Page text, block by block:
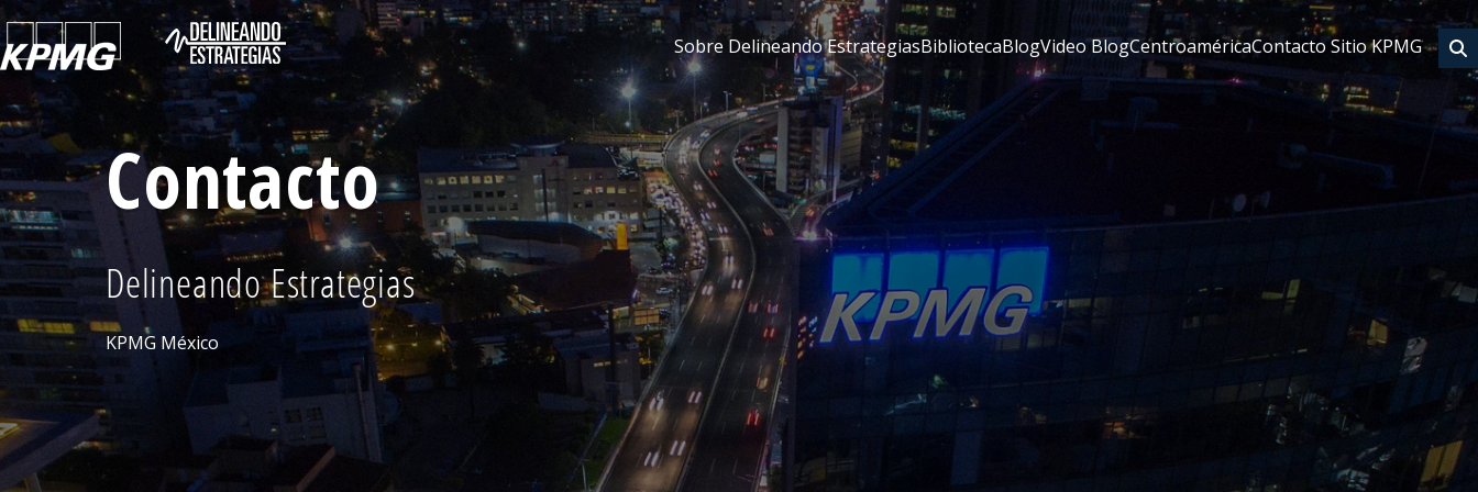
Sobre Delineando EstrategiasBibliotecaBlogVideo BlogCentroaméricaContacto Sitio KPMG
Contacto
Delineando Estrategias
KPMG México